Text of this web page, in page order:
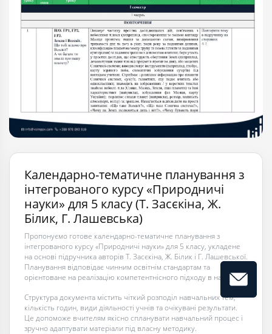
Календарно-тематичне планування з
інтегрованого курсу «Природничі
науки» для 5 класу (Т. Засєкіна, Ж.
Білик, Г. Лашевська)
Пропонуємо готове календарно-тематичне планування з
інтегрованого курсу «Природничі науки» для 5 класу, укладене
на основі підручника авторів Т. Засєкіна, Ж. Білик і Г. Лашевської.
Планування відповідає чинним освітнім стандартам та
орієнтоване на реалізацію компетентнісного підходу в навчанні.
Структура документа містить чіткий розподіл навчальних тем,
кількість годин, види діяльності учнів та очікувані результати.
Це допоможе вчителям якісно спланувати навчальний процес і
зручно адаптувати матеріали під власну методику.